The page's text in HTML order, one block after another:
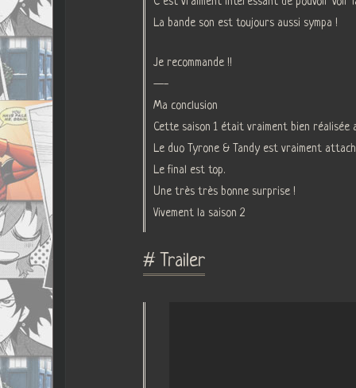
La bande son est toujours aussi sympa !
Je recommande !!
—-
Ma conclusion
Cette saison 1 était vraiment bien réalisée
Le duo Tyrone & Tandy est vraiment
Le final est top.
Une très très bonne surprise !
Vivement la saison 2
# Trailer